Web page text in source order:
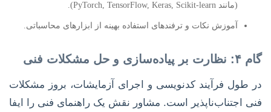
(مانند PyTorch, TensorFlow, Keras, Scikit-learn).
آموزش نکات و ترفندهای استفاده بهینه از ابزارهای محاسباتی.
گام ۴: نظارت بر پیاده‌سازی و حل مشکلات فنی
در طول فرآیند کدنویسی و اجرای آزمایشات، بروز مشکلات
فنی اجتناب‌ناپذیر است. مشاور نقش یک راهنمای فنی را ایفا